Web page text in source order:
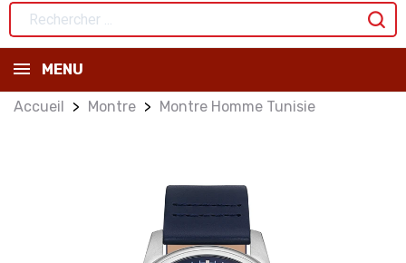
MENU
Accueil Montre Montre Homme Tunisie